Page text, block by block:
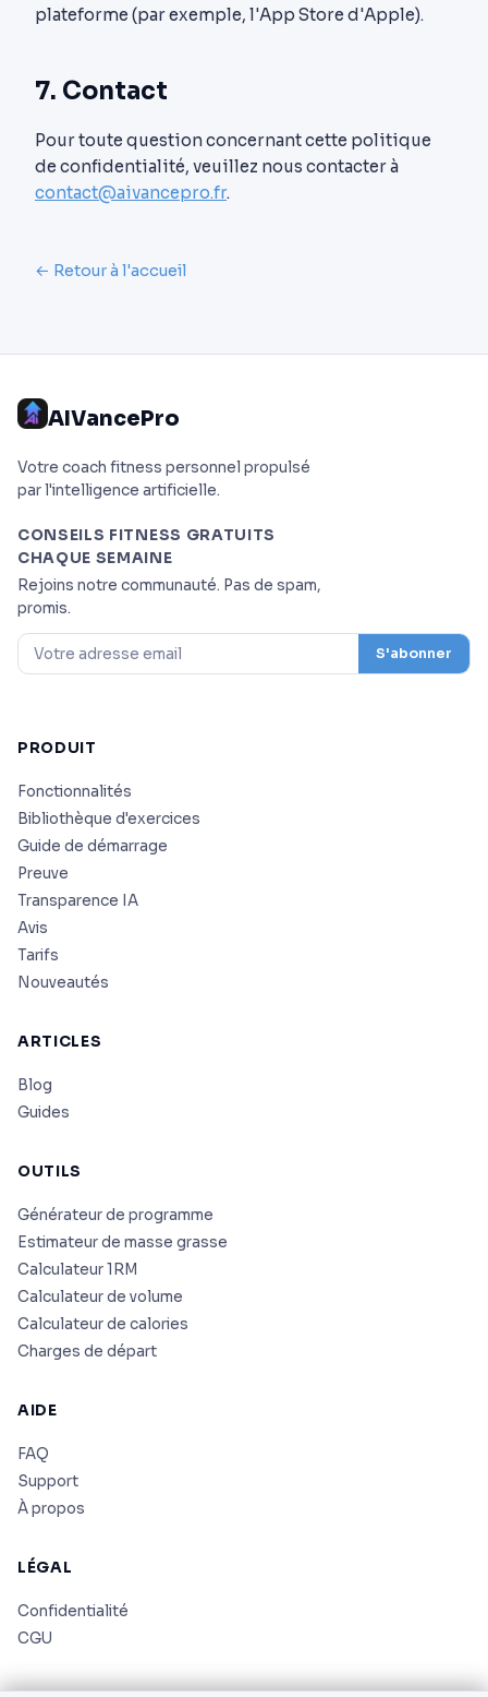
plateforme (par exemple, l'App Store d'Apple).
7. Contact
Pour toute question concernant cette politique
de confidentialité, veuillez nous contacter à
contact@aivancepro.fr.
← Retour à l'accueil
AIVancePro
Votre coach fitness personnel propulsé
par l'intelligence artificielle.
CONSEILS FITNESS GRATUITS
CHAQUE SEMAINE
Rejoins notre communauté. Pas de spam,
promis.
S'abonner
PRODUIT
Fonctionnalités
Bibliothèque d'exercices
Guide de démarrage
Preuve
Transparence IA
Avis
Tarifs
Nouveautés
ARTICLES
Blog
Guides
OUTILS
Générateur de programme
Estimateur de masse grasse
Calculateur 1RM
Calculateur de volume
Calculateur de calories
Charges de départ
AIDE
FAQ
Support
À propos
LÉGAL
Confidentialité
CGU